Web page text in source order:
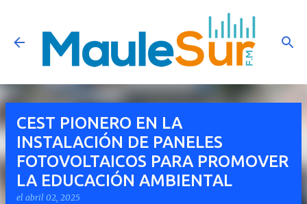
Ir al contenido principal
CEST PIONERO EN LA
INSTALACIÓN DE PANELES
FOTOVOLTAICOS PARA PROMOVER
LA EDUCACIÓN AMBIENTAL
el abril 02, 2025